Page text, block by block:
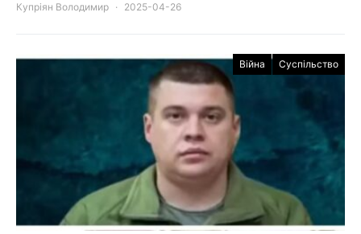
Купріян Володимир 2025-04-26
Війна Суспільство